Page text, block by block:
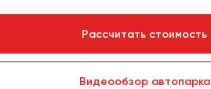
Рассчитать стоимость
Видеообзор автопарка